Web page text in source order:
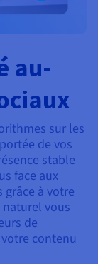
au-
sur les
de vos
stable
face aux
à votre
vous
de
contenu